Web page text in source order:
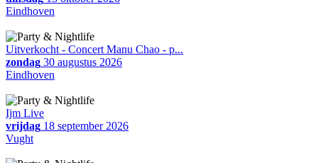
Eindhoven
Uitverkocht - Concert Manu Chao - p...
zondag 30 augustus 2026
Eindhoven
Ijm Live
vrijdag 18 september 2026
Vught